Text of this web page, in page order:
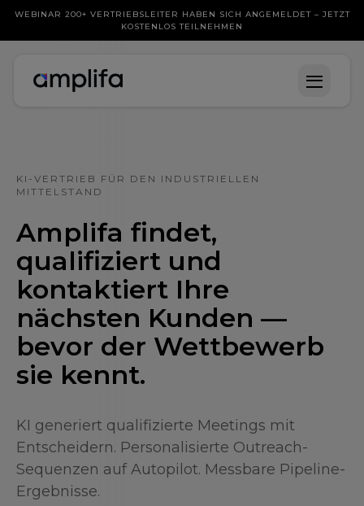
WEBINAR 200+ VERTRIEBSLEITER HABEN SICH ANGEMELDET – JETZT
KOSTENLOS TEILNEHMEN
KI-VERTRIEB FÜR DEN INDUSTRIELLEN
MITTELSTAND
Amplifa findet,
qualifiziert und
kontaktiert Ihre
nächsten Kunden —
bevor der Wettbewerb
sie kennt.
KI generiert qualifizierte Meetings mit
Entscheidern. Personalisierte Outreach-
Sequenzen auf Autopilot. Messbare Pipeline-
Ergebnisse.